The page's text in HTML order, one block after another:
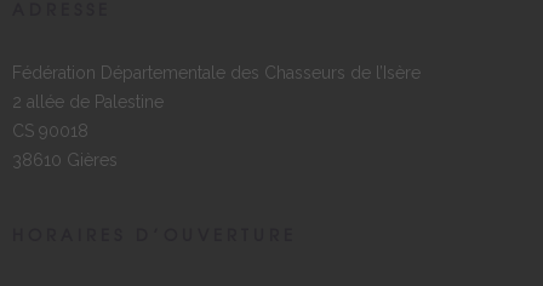
Fédération Départementale des Chasseurs de l’Isère
2 allée de Palestine
CS 90018
38610 Gières